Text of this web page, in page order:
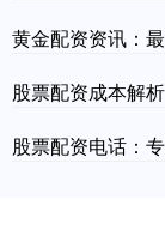
黄金配资资讯：
股票配资成本解
股票配资电话：